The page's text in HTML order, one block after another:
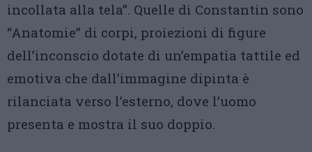
incollata alla tela”. Quelle di Constantin sono
“Anatomie” di corpi, proiezioni di figure
dell’inconscio dotate di un’empatia tattile ed
emotiva che dall’immagine dipinta è
rilanciata verso l’esterno, dove l’uomo
presenta e mostra il suo doppio.